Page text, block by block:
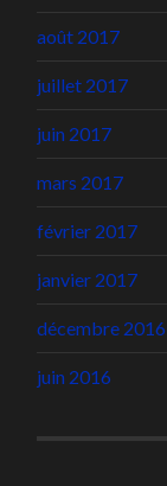
août 2017
juillet 2017
juin 2017
mars 2017
février 2017
janvier 2017
décembre 2016
juin 2016